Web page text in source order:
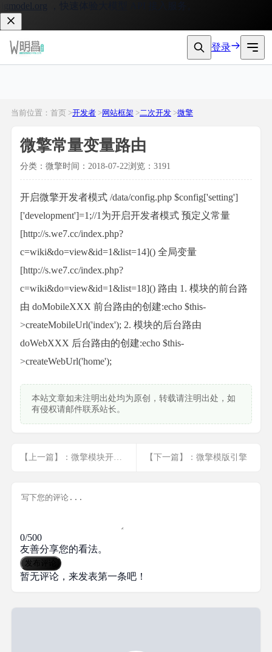
，快速体验大模型 API 接入服务。
登录
当前位置：首页 >开发者 >网站框架 >二次开发 >微擎
微擎常量变量路由
分类：微擎时间：2018-07-22浏览：3191
开启微擎开发者模式 /data/config.php $config['setting']
['development']=1;//1为开启开发者模式 预定义常量
[http://s.we7.cc/index.php?
c=wiki&do=view&id=1&list=14]() 全局变量
[http://s.we7.cc/index.php?
c=wiki&do=view&id=1&list=18]() 路由 1. 模块的前台路
由 doMobileXXX 前台路由的创建:echo $this-
>createMobileUrl('index'); 2. 模块的后台路由
doWebXXX 后台路由的创建:echo $this-
>createWebUrl('home');
本站文章如未注明出处均为原创，转载请注明出处，如
有侵权请邮件联系站长。
【上一篇】：微擎模块开发流程 【下一篇】：微擎模版引擎
0/500
友善分享您的看法。
发布评论
暂无评论，来发表第一条吧！